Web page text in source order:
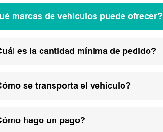
marcas de vehículos puede ofrecer?
es la cantidad mínima de pedido?
se transporta el vehículo?
hago un pago?